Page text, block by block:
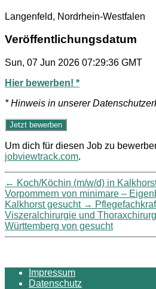
Langenfeld, Nordrhein-Westfalen
Veröffentlichungsdatum
Sun, 07 Jun 2026 07:29:36 GMT
Hier bewerben! *
* Hinweis in unserer
Um dich für diesen Job zu
jobviewtrack.com.
← Koch/Köchin (m/w/d) in
Vorpommern von minimare –
Kalkhorst gesucht →
Viszeralchirurgie und
Württemberg von gesucht
Impressum
Datenschutz